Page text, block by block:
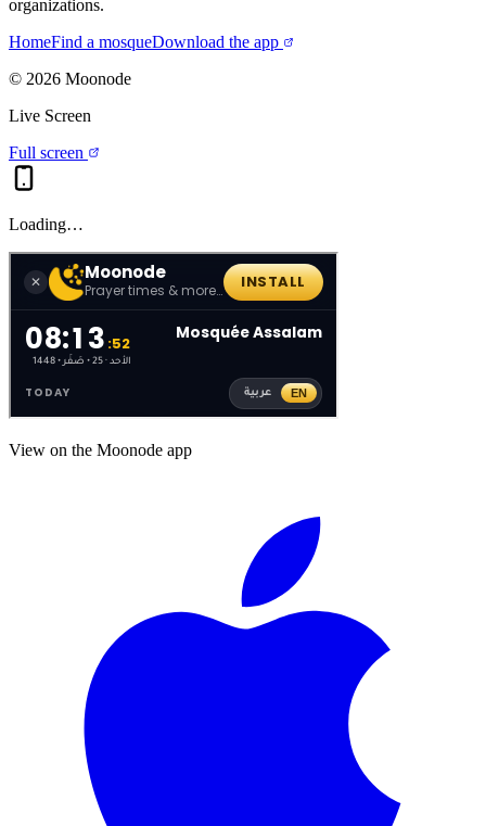
organizations.
HomeFind a mosqueDownload the app
© 2026 Moonode
Live Screen
Full screen
Loading…
View on the Moonode app